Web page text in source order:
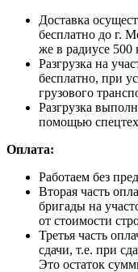
Доставка
бесплатно до г.
же в радиусе 500
Разгрузка на
бесплатно, при
грузового
Разгрузка
помощью
Оплата:
Работаем без
Вторая часть
бригады на
от стоимости
Третья часть
сдачи, т.е. при
Это остаток